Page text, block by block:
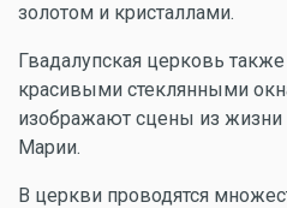
золотом и кристаллами.
Гвадалупская церковь
красивыми стеклянными
изображают сцены из
Марии.
В церкви проводятся